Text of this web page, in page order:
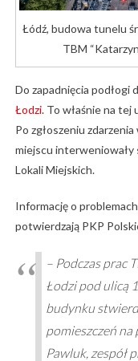
Łódź, budowa tunelu
TBM
Do zapadnięcia podłogi
Łodzi. To właśnie na tej
Po zgłoszeniu
miejscu interweniowały
Lokali Miejskich.
Informację o
potwierdzają PKP
– Podczas prac
Łodzi pod ulicą
budynku
pomieszczeń
Pawluk, zespół